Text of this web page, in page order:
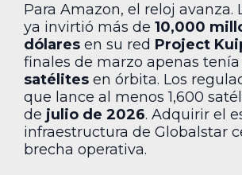
Para Amazon, el reloj avanza.
ya invirtió más de 10,000
dólares en su red Project
finales de marzo apenas tenía
satélites en órbita. Los
que lance al menos 1,600
de julio de 2026. Adquirir el
infraestructura de Globalstar
brecha operativa.